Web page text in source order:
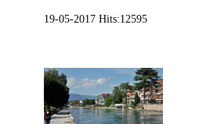
19-05-2017 Hits:12595